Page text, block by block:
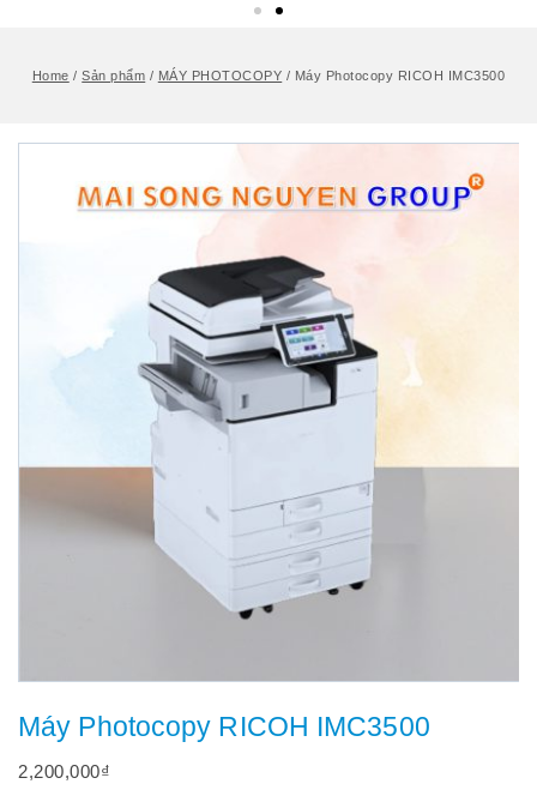
Home / Sản phẩm / MÁY PHOTOCOPY / Máy Photocopy RICOH IMC3500
Máy Photocopy RICOH IMC3500
2,200,000₫